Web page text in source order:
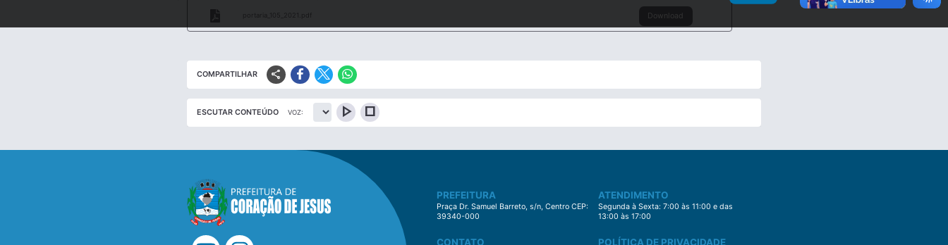
portaria_105_2021.pdf Download
COMPARTILHAR share
ESCUTAR CONTEÚDO VOZ: play_arrow stop
PREFEITURA
Praça Dr. Samuel Barreto, s/n, Centro CEP:
39340-000
ATENDIMENTO
Segunda à Sexta: 7:00 às 11:00 e das
13:00 às 17:00
CONTATO POLÍTICA DE PRIVACIDADE